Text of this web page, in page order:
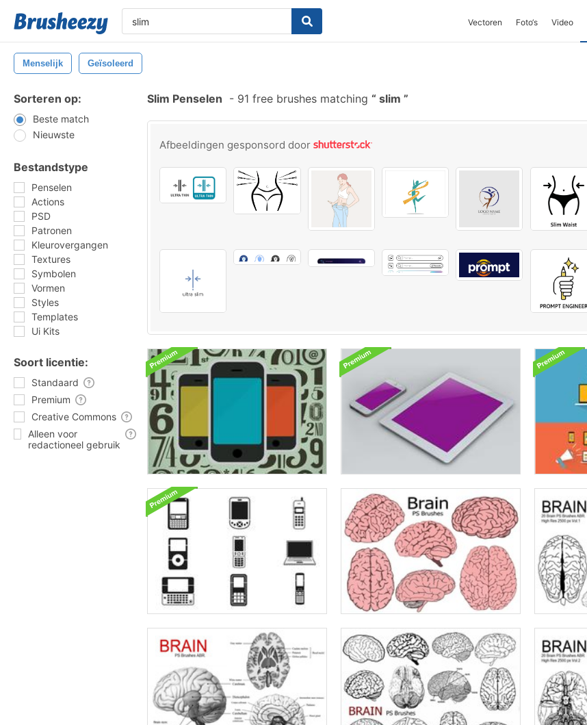
Vectoren Foto‘s Video
Menselijk Geïsoleerd
Sorteren op:
Beste match
Nieuwste
Bestandstype
Penselen
Actions
PSD
Patronen
Kleurovergangen
Textures
Symbolen
Vormen
Styles
Templates
Ui Kits
Soort licentie:
Standaard
Premium
Creative Commons
Alleen voor
redactioneel gebruik
Slim Penselen - 91 free brushes matching slim
Afbeeldingen gesponsord door